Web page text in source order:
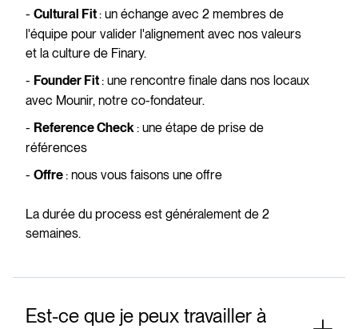
- Cultural Fit: un échange avec 2 membres de
l'équipe pour valider l'alignement avec nos valeurs
et la culture de Finary.
- Founder Fit: une rencontre finale dans nos locaux
avec Mounir, notre co-fondateur.
- Reference Check: une étape de prise de
références
- Offre: nous vous faisons une offre
La durée du process est généralement de 2
semaines.
Est-ce que je peux travailler à